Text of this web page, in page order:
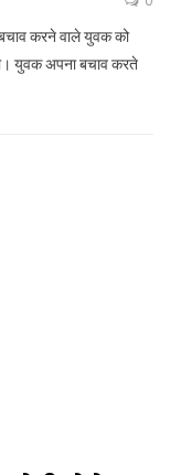
करने वाले युवक को
युवक अपना बचाव करते